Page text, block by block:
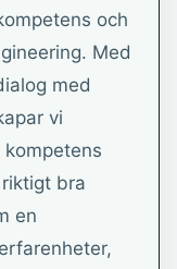
och
Med
med
vi
bra
en